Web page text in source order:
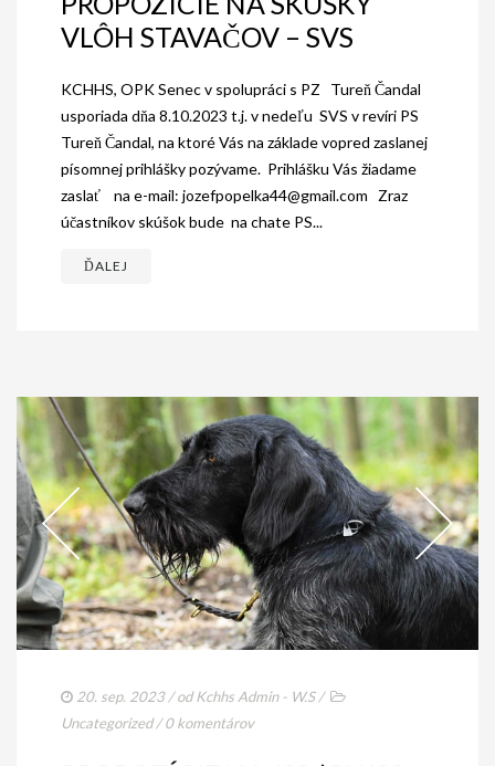
VÝCVIKOVÉ DNI 2025
GALÉRIA
KONTAKT
VLÔH STAVAČOV – SVS
KCHHS, OPK Senec v spolupráci s PZ Tureň Čandal
usporiada dňa 8.10.2023 t.j. v nedeľu SVS v revíri PS
Tureň Čandal, na ktoré Vás na základe vopred zaslanej
písomnej prihlášky pozývame. Prihlášku Vás žiadame
zaslať na e-mail: jozefpopelka44@gmail.com Zraz
účastníkov skúšok bude na chate PS...
ĎALEJ
20. sep. 2023/ odKchhs Admin - W.S/
Uncategorized/0 komentárov